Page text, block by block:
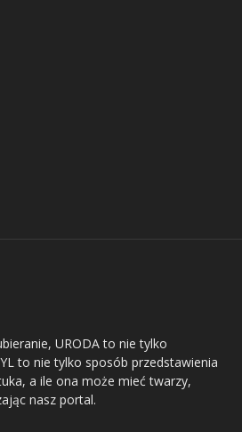
URODA to nie tylko
to nie tylko sposób przedstawienia
a ile ona może mieć twarzy,
nasz portal.